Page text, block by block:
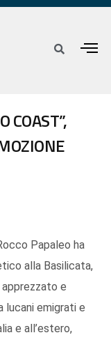
COAST”,
Papaleo ha
alla Basilicata,
e
lucani emigrati e
e all’estero,